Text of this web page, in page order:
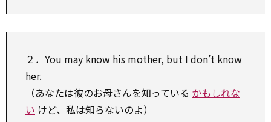
２．You may know his mother, but I don’t know
her.
（あなたは彼のお母さんを知っている かもしれな
い けど、私は知らないのよ）